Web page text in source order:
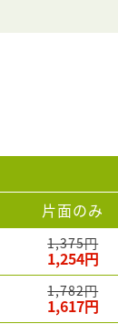
片面のみ
1,375円
1,254円
1,782円
1,617円